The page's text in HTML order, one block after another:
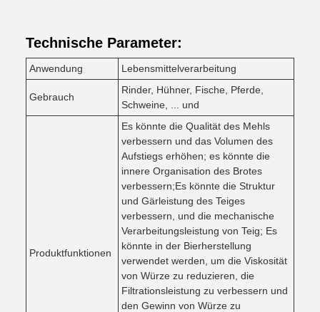
Technische Parameter:
Anwendung Lebensmittelverarbeitung
Gebrauch
Rinder, Hühner, Fische, Pferde,
Schweine, ... und
Produktfunktionen
Es könnte die Qualität des Mehls
verbessern und das Volumen des
Aufstiegs erhöhen; es könnte die
innere Organisation des Brotes
verbessern;Es könnte die Struktur
und Gärleistung des Teiges
verbessern, und die mechanische
Verarbeitungsleistung von Teig; Es
könnte in der Bierherstellung
verwendet werden, um die Viskosität
von Würze zu reduzieren, die
Filtrationsleistung zu verbessern und
den Gewinn von Würze zu